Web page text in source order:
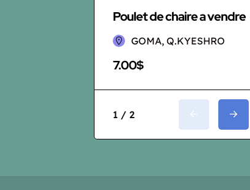
Poulet de chaire a vendre
GOMA, Q.KYESHRO
7.00$
1 / 2